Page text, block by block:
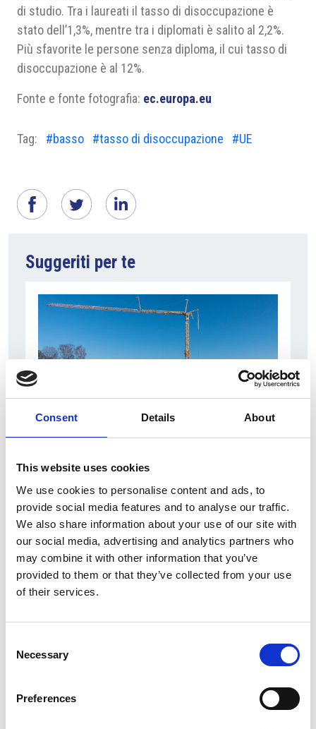
Consent Details About
This website uses cookies
We use cookies to personalise content and ads, to
provide social media features and to analyse our traffic.
We also share information about your use of our site with
our social media, advertising and analytics partners who
may combine it with other information that you’ve
provided to them or that they’ve collected from your use
of their services.
Selection
Necessary
Preferences
di studio. Tra i laureati il tasso di disoccupazione è
stato dell’1,3%, mentre tra i diplomati è salito al 2,2%.
Più sfavorite le persone senza diploma, il cui tasso di
disoccupazione è al 12%.
Fonte e fonte fotografia: ec.europa.eu
Tag: #basso #tasso di disoccupazione #UE
Suggeriti per te
Nel primo semestre è aumentata fortemente la
Repubblica Ceca